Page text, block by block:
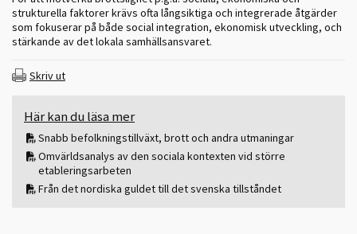
strukturella faktorer krävs ofta långsiktiga och integrerade åtgärder
som fokuserar på både social integration, ekonomisk utveckling, och
stärkande av det lokala samhällsansvaret.
Skriv ut
Här kan du läsa mer
Snabb befolkningstillväxt, brott och andra utmaningar
Omvärldsanalys av den sociala kontexten vid större
etableringsarbeten
Från det nordiska guldet till det svenska tillståndet